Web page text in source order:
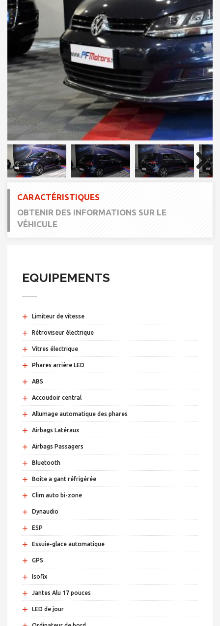
Next
Next
CARACTÉRISTIQUES
OBTENIR DES INFORMATIONS SUR LE
VÉHICULE
EQUIPEMENTS
+ Limiteur de vitesse
+ Rétroviseur électrique
+ Vitres électrique
+ Phares arrière LED
+ ABS
+ Accoudoir central
+ Allumage automatique des phares
+ Airbags Latéraux
+ Airbags Passagers
+ Bluetooth
+ Boite a gant réfrigérée
+ Clim auto bi-zone
+ Dynaudio
+ ESP
+ Essuie-glace automatique
+ GPS
+ Isofix
+ Jantes Alu 17 pouces
+ LED de jour